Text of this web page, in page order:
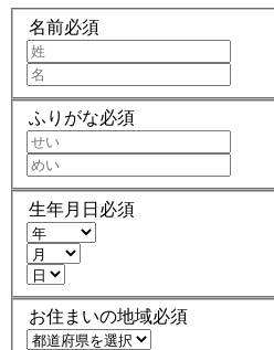
名前必須
ふりがな必須
生年月日 必須
お住まいの地域必須